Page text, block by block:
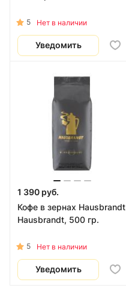
5 Нет в наличии
Уведомить
1 390 руб.
Кофе в зернах Hausbrandt
Hausbrandt, 500 гр.
5 Нет в наличии
Уведомить